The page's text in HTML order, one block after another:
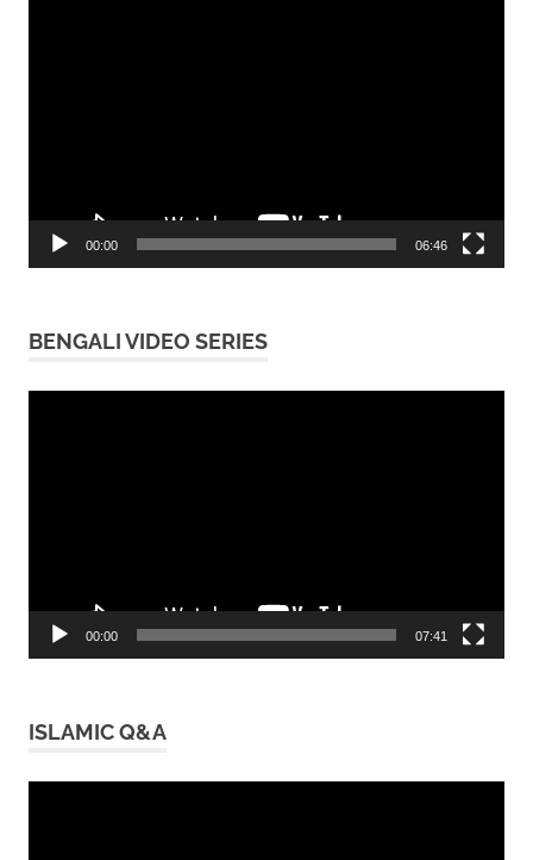
00:00 06:46
BENGALI VIDEO SERIES
00:00 07:41
ISLAMIC Q&A